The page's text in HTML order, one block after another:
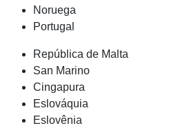
Noruega
Portugal
República de Malta
San Marino
Cingapura
Eslováquia
Eslovênia